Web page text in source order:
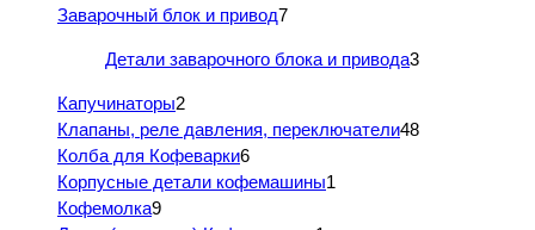
Заварочный блок и привод7
Детали заварочного блока и привода3
Капучинаторы2
Клапаны, реле давления, переключатели48
Колба для Кофеварки6
Корпусные детали кофемашины1
Кофемолка9